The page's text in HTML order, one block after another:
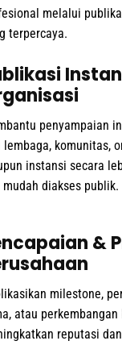
melalui
terpercaya.
penyampaian
lembaga, komunitas,
instansi secara
mudah diakses publik.
&
milestone,
atau
reputasi